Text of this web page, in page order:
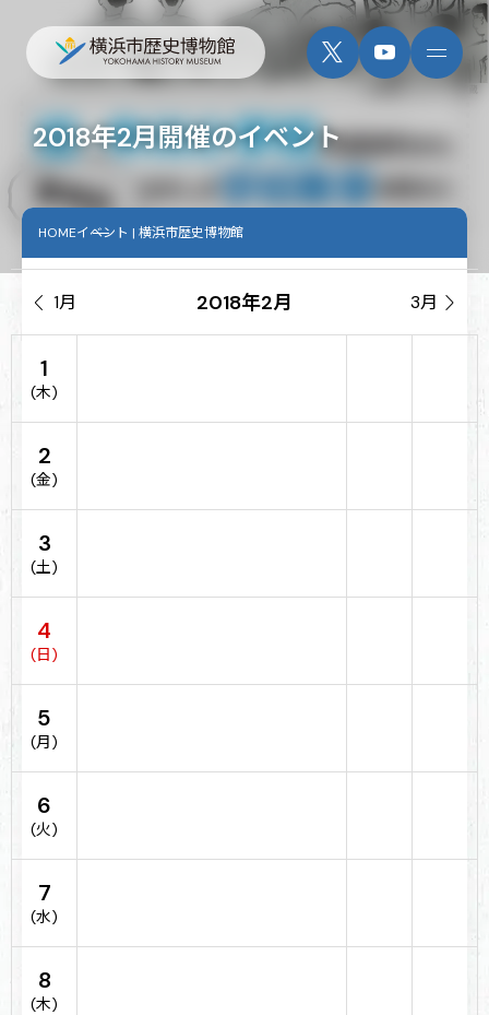
2018年2月開催のイベント
HOMEイベント | 横浜市歴史博物館
 1月 2018年2月 3月 
1
(木)
2
(金)
3
(土)
4
(日)
5
(月)
6
(火)
7
(水)
8
(木)